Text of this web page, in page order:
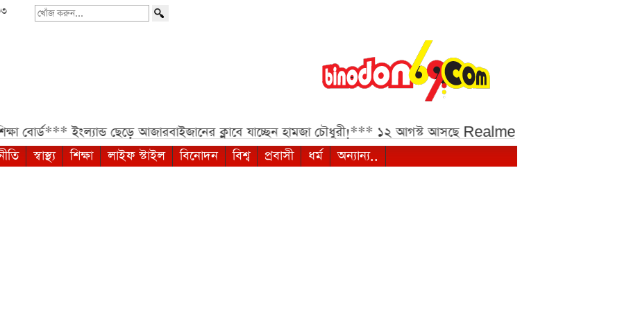
খোঁজ
ইংল্যান্ড ছেড়ে আজারবাইজানের ক্লাবে যাচ্ছেন হামজা চৌধুরী!*** ১২ আগস্ট আসছে Realme 16x 5G, ৭,০০০mAh
স্বাস্থ্য শিক্ষা লাইফ স্টাইল বিনোদন বিশ্ব প্রবাসী ধর্ম অন্যান্য..